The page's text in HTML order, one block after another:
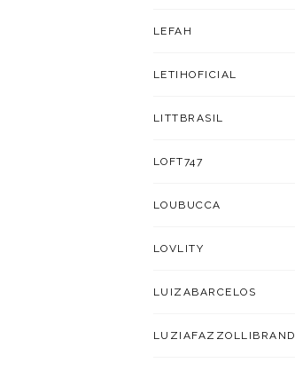
LEFAH
LETIHOFICIAL
LITTBRASIL
LOFT747
LOUBUCCA
LOVLITY
LUIZABARCELOS
LUZIAFAZZOLLIBRAND